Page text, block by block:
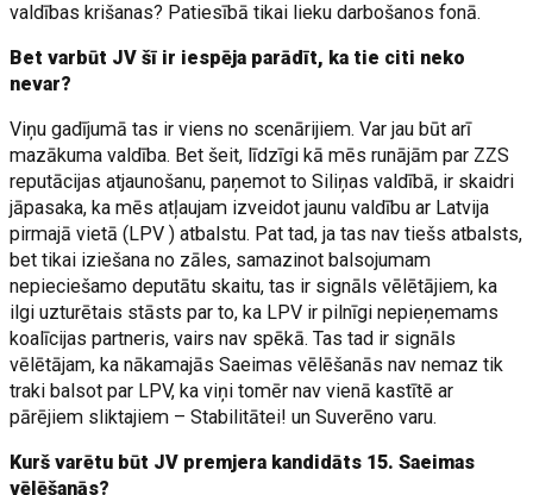
valdības krišanas? Patiesībā tikai lieku darbošanos fonā.
Bet varbūt JV šī ir iespēja parādīt, ka tie citi neko
nevar?
Viņu gadījumā tas ir viens no scenārijiem. Var jau būt arī
mazākuma valdība. Bet šeit, līdzīgi kā mēs runājām par ZZS
reputācijas atjaunošanu, paņemot to Siliņas valdībā, ir skaidri
jāpasaka, ka mēs atļaujam izveidot jaunu valdību ar Latvija
pirmajā vietā (LPV ) atbalstu. Pat tad, ja tas nav tiešs atbalsts,
bet tikai iziešana no zāles, samazinot balsojumam
nepieciešamo deputātu skaitu, tas ir signāls vēlētājiem, ka
ilgi uzturētais stāsts par to, ka LPV ir pilnīgi nepieņemams
koalīcijas partneris, vairs nav spēkā. Tas tad ir signāls
vēlētājam, ka nākamajās Saeimas vēlēšanās nav nemaz tik
traki balsot par LPV, ka viņi tomēr nav vienā kastītē ar
pārējiem sliktajiem – Stabilitātei! un Suverēno varu.
Kurš varētu būt JV premjera kandidāts 15. Saeimas
vēlēšanās?